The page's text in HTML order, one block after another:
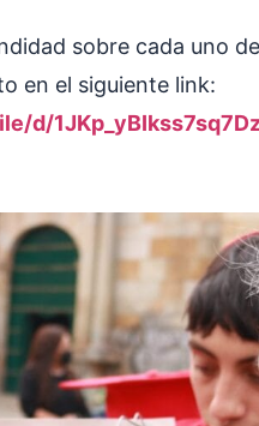
sobre cada uno
en el siguiente link:
d/